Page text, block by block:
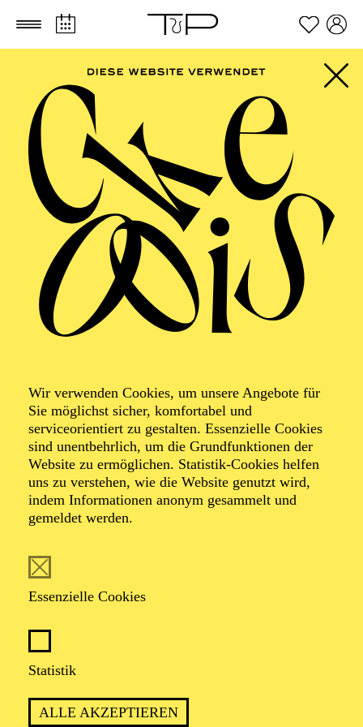
Zum Hauptinhalt springen Zum Footer springen
Wir verwenden Cookies, um unsere Angebote für
Sie möglichst sicher, komfortabel und
serviceorientiert zu gestalten. Essenzielle Cookies
sind unentbehrlich, um die Grundfunktionen der
Website zu ermöglichen. Statistik-Cookies helfen
uns zu verstehen, wie die Website genutzt wird,
indem Informationen anonym gesammelt und
gemeldet werden.
Essenzielle Cookies
Statistik
ALLE AKZEPTIEREN
FILTER
SEPTEMBER 2026
PHILHARMONIE ESSEN
Freitag
04.09.2026
20:00 - 23:00
Alfried Krupp Saal
Veranstalter: Theater-, Konzert- u. Gastspieldirektion OTTO
HOFNER GMBH
TICKETS
55,20 52,70€
Die Veranstaltung ist vom Angebot der TUPcard ausgeschlossen.
Sonntag
27.09.2026
Alfried Krupp Saal
"MUSIK FÜR ESSEN" -
BENEFIZ­KONZERT DER
BUNDES­ÄRZTE­